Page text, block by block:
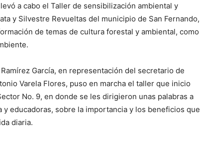
a cabo el Taller de sensibilización ambiental y
y Silvestre Revueltas del municipio de San Fernando,
de temas de cultura forestal y ambiental, como
García, en representación del secretario de
Varela Flores, puso en marcha el taller que inicio
No. 9, en donde se les dirigieron unas palabras a
educadoras, sobre la importancia y los beneficios que
diaria.